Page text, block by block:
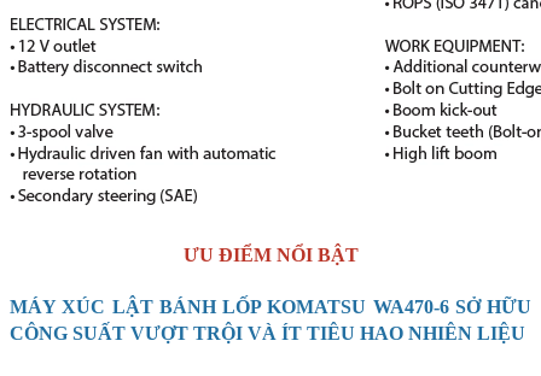
ƯU ĐIỂM NỔI BẬT
MÁY XÚC LẬT BÁNH LỐP KOMATSU WA470-6 SỞ HỮU
CÔNG SUẤT VƯỢT TRỘI VÀ ÍT TIÊU HAO NHIÊN LIỆU